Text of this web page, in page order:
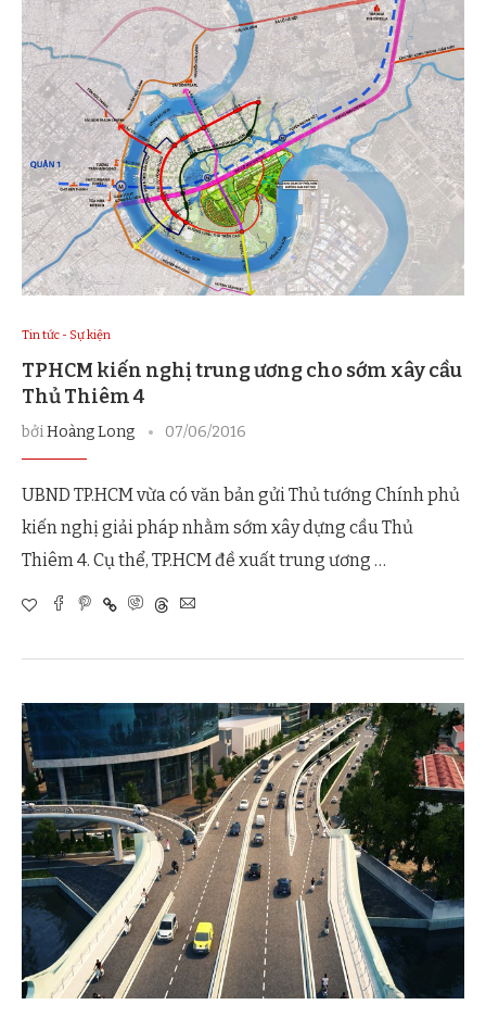
Tin tức - Sự kiện
TPHCM kiến nghị trung ương cho sớm xây cầu
Thủ Thiêm 4
bởiHoàng Long 07/06/2016
UBND TP.HCM vừa có văn bản gửi Thủ tướng Chính phủ
kiến nghị giải pháp nhằm sớm xây dựng cầu Thủ
Thiêm 4. Cụ thể, TP.HCM đề xuất trung ương …